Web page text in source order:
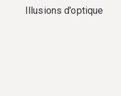
Illusions d’optique